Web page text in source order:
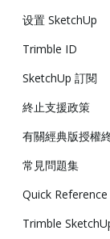
设置 SketchUp
Trimble ID
SketchUp 訂閱
終止支援政策
有關經典版授權
常見問題集
Quick Reference
Trimble